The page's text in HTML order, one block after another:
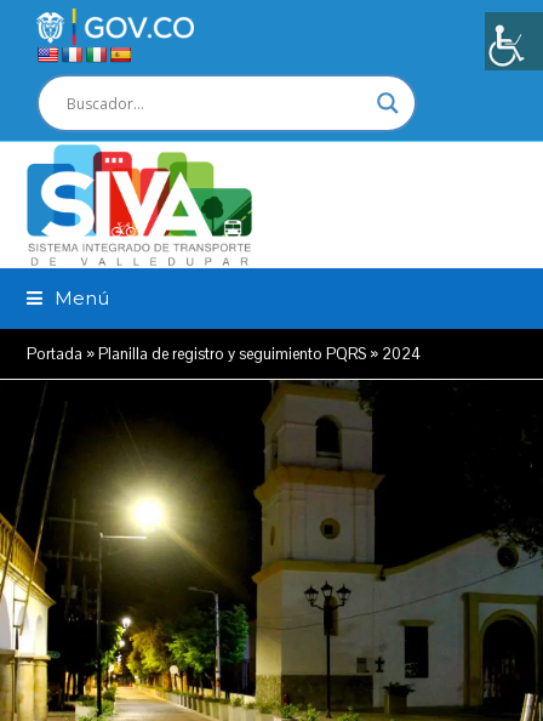
Menú
Portada »Planilla de registro y seguimiento PQRS » 2024